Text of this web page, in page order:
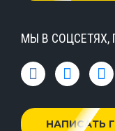
МЫ В СОЦСЕТЯХ,
НАПИСАТЬ